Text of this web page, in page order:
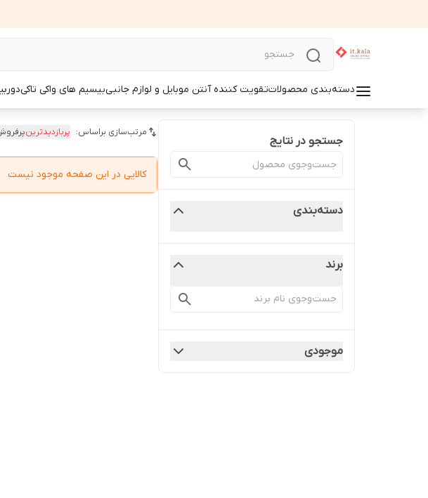
دسته‌بندی محصولاتتقویت کننده آنتن موبایل و لوازم جانبیبیسیم های واکی تاکی
جستجو در نتایج
دسته‌بندی
برند
موجودی
مرتب‌سازی براساس: پربازدیدترین
کالایی در این صفحه موجود نیست